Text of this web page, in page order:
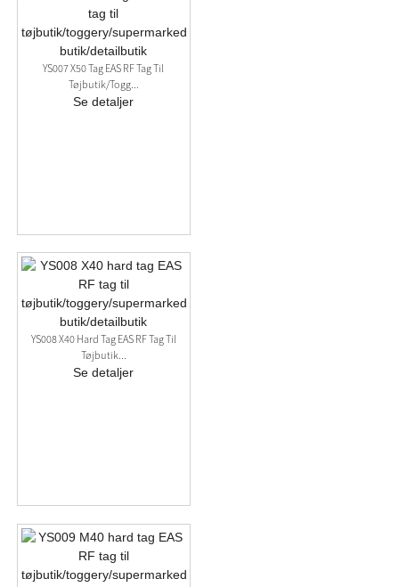
YS007 X50 Tag EAS RF Tag Til
Tøjbutik/togg...
Se detaljer
YS008 X40 Hard Tag EAS RF Tag Til
Tøjbutik...
Se detaljer